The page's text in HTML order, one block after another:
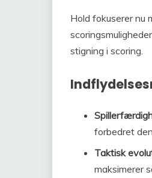
Hold fokuserer nu
stigning i scoring.
forbedret
Taktisk
maksimerer